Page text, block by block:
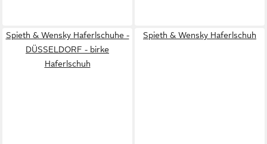
Spieth & Wensky Haferlschuhe -
DÜSSELDORF - birke
Haferlschuh
Spieth & Wensky Haferlschuh